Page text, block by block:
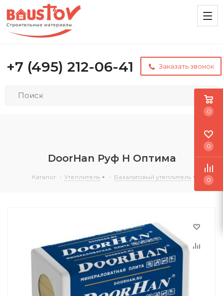
+7 (495) 212-06-41 Заказать звонок
DoorHan Руф Н Оптима
Каталог - Утеплитель - Базальтовый утеплитель
0
0
0